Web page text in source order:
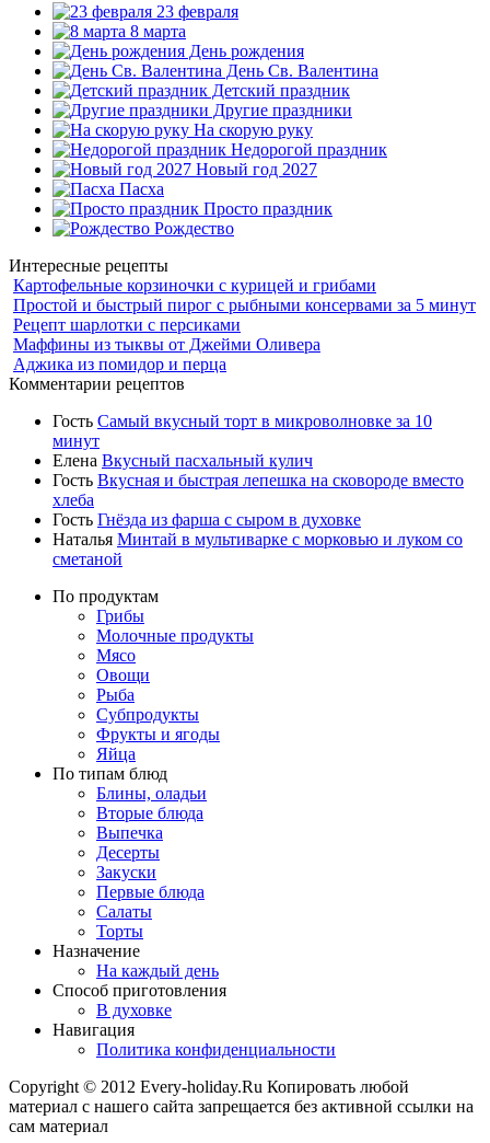
23 февраля
8 марта
День рождения
День Св. Валентина
Детский праздник
Другие праздники
На скорую руку
Недорогой праздник
Новый год 2027
Пасха
Просто праздник
Рождество
Интересные рецепты
Картофельные корзиночки с курицей и грибами
Простой и быстрый пирог с рыбными консервами за 5 минут
Рецепт шарлотки с персиками
Маффины из тыквы от Джейми Оливера
Аджика из помидор и перца
Комментарии рецептов
Гость Самый вкусный торт в микроволновке за 10
минут
Елена Вкусный пасхальный кулич
Гость Вкусная и быстрая лепешка на сковороде вместо
хлеба
Гость Гнёзда из фарша с сыром в духовке
Наталья Минтай в мультиварке с морковью и луком со
сметаной
По продуктам
Грибы
Молочные продукты
Мясо
Овощи
Рыба
Субпродукты
Фрукты и ягоды
Яйца
По типам блюд
Блины, оладьи
Вторые блюда
Выпечка
Десерты
Закуски
Первые блюда
Салаты
Торты
Назначение
На каждый день
Способ приготовления
В духовке
Навигация
Политика конфиденциальности
Copyright © 2012 Every-holiday.Ru Копировать любой
материал с нашего сайта запрещается без активной ссылки на
сам материал